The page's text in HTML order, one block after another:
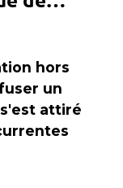
hors
un
s'est attiré